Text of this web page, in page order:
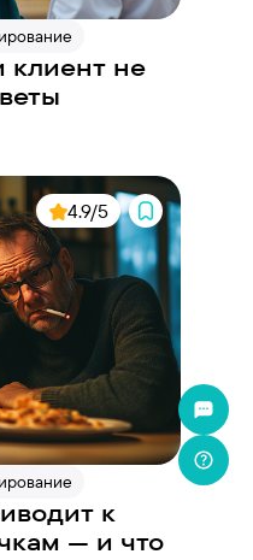
клиент не
4.9/5
к
— и что